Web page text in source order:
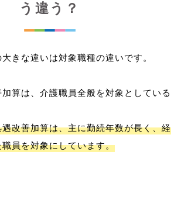
う違う？
きな違いは対象職種の違いです。
算は、介護職員全般を対象としている
改善加算は、主に勤続年数が長く、経
員を対象にしています。